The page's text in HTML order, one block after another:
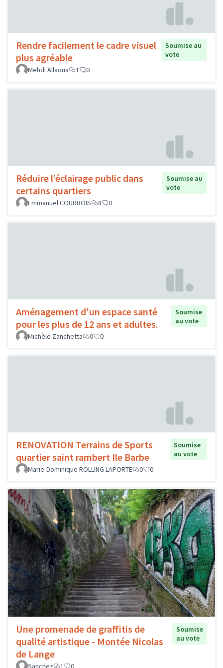
Rendre facilement le cadre visuel
plus agréable
Soumise au
vote
Mehdi Allaoua
1 0
Réduire l’éclairage public dans
certains quartiers
Soumise au
vote
Emmanuel COURBOIS
8 0
Aménagement d'un espace santé
pour les plus de 12 ans et adultes.
Soumise
au vote
Michèle Zanchetta
0 0
RENOVATION Terrains de Sports
quartier saint rambert Ile Barbe
Soumise
au vote
Marie-Dominique ROLLING LAPORTE
0 0
Une promenade de graffitis de
qualité artistique - Montée Nicolas
de Lange
Soumise
au vote
Sanchez 1 0